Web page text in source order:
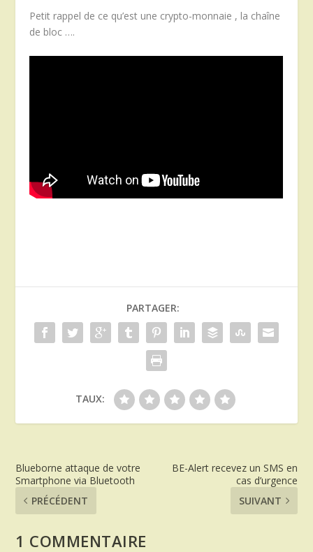
Petit rappel de ce qu’est une crypto-monnaie , la chaîne
de bloc ….
PARTAGER:
TAUX:
Blueborne attaque de votre
Smartphone via Bluetooth
PRÉCÉDENT
BE-Alert recevez un SMS en
cas d’urgence
SUIVANT
1 COMMENTAIRE